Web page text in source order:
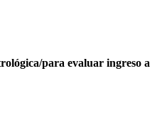
para evaluar ingreso a